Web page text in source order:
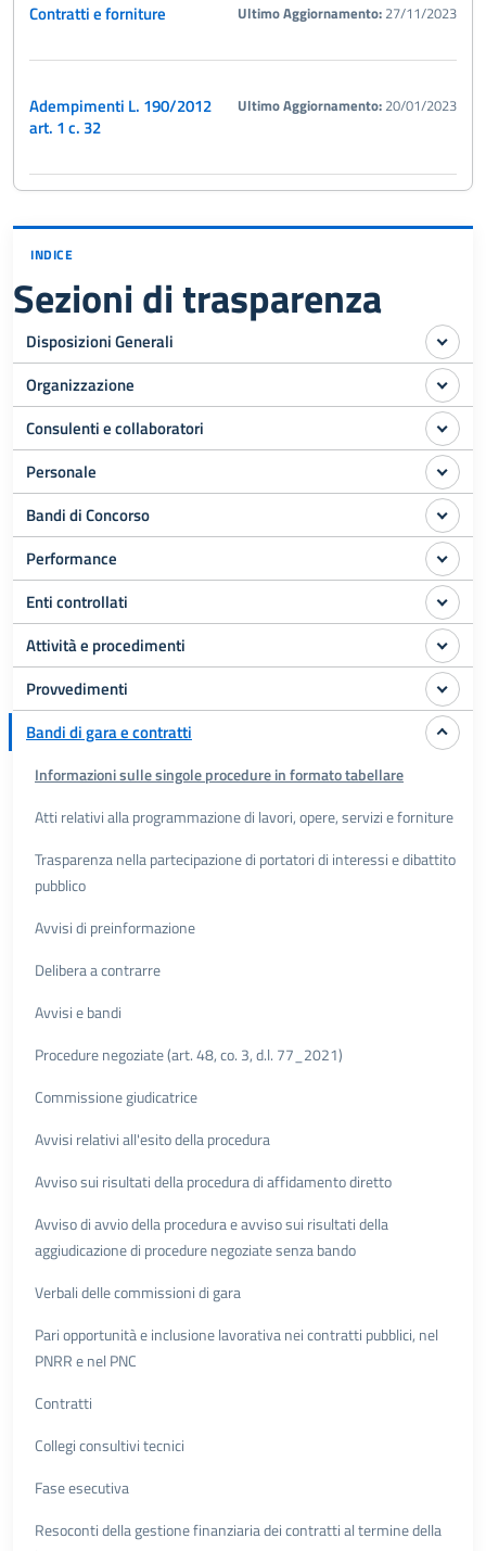
Contratti e forniture Ultimo Aggiornamento: 27/11/2023
Adempimenti L. 190/2012
art. 1 c. 32
Ultimo Aggiornamento: 20/01/2023
INDICE
Sezioni di trasparenza
Disposizioni Generali
Organizzazione
Consulenti e collaboratori
Personale
Bandi di Concorso
Performance
Enti controllati
Attività e procedimenti
Provvedimenti
Bandi di gara e contratti
Informazioni sulle singole procedure in formato tabellare
Atti relativi alla programmazione di lavori, opere, servizi e forniture
Trasparenza nella partecipazione di portatori di interessi e dibattito
pubblico
Avvisi di preinformazione
Delibera a contrarre
Avvisi e bandi
Procedure negoziate (art. 48, co. 3, d.l. 77_2021)
Commissione giudicatrice
Avvisi relativi all'esito della procedura
Avviso sui risultati della procedura di affidamento diretto
Avviso di avvio della procedura e avviso sui risultati della
aggiudicazione di procedure negoziate senza bando
Verbali delle commissioni di gara
Pari opportunità e inclusione lavorativa nei contratti pubblici, nel
PNRR e nel PNC
Contratti
Collegi consultivi tecnici
Fase esecutiva
Resoconti della gestione finanziaria dei contratti al termine della